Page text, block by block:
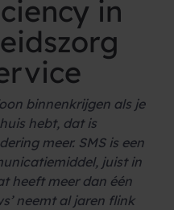
in
binnenkrijgen als je
hebt, dat is
meer. SMS is een
juist in
heeft meer dan één
neemt al jaren flink